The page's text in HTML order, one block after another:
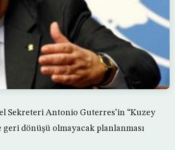
Sekreteri Antonio Guterres’in “Kuzey
dönüşü olmayacak planlanması